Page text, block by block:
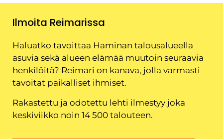
Ilmoita Reimarissa
Haluatko tavoittaa Haminan talousalueella
asuvia sekä alueen elämää muutoin seuraavia
henkilöitä? Reimari on kanava, jolla varmasti
tavoitat paikalliset ihmiset.
Rakastettu ja odotettu lehti ilmestyy joka
keskiviikko noin 14 500 talouteen.